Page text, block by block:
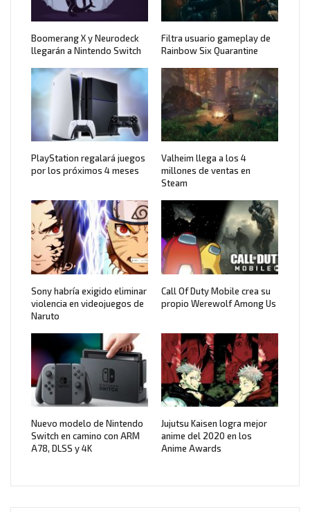
Boomerang X y Neurodeck
llegarán a Nintendo Switch
Filtra usuario gameplay de
Rainbow Six Quarantine
PlayStation regalará juegos
por los próximos 4 meses
Valheim llega a los 4
millones de ventas en
Steam
Sony habría exigido eliminar
violencia en videojuegos de
Naruto
Call Of Duty Mobile crea su
propio Werewolf Among Us
Nuevo modelo de Nintendo
Switch en camino con ARM
A78, DLSS y 4K
Jujutsu Kaisen logra mejor
anime del 2020 en los
Anime Awards